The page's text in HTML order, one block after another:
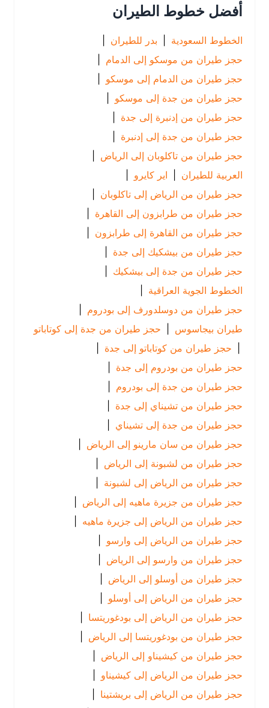
أفضل خطوط الطيران
الخطوط السعودية | بدر للطيران |
حجز طيران من موسكو إلى الدمام
|
حجز طيران من الدمام إلى موسكو |
حجز طيران من جدة إلى موسكو |
حجز طيران من إدنبرة إلى جدة
حجز طيران من جدة إلى إدنبرة |
حجز طيران من تاكلوبان إلى الرياض
|
العربية للطيران | اير كايرو
|
حجز طيران من الرياض إلى تاكلوبان |
حجز طيران من طرابزون إلى القاهرة |
حجز طيران من القاهرة إلى طرابزون |
حجز طيران من بيشكيك إلى جدة
حجز طيران من جدة إلى بيشكيك |
الخطوط الجوية العراقية
حجز طيران من دوسلدورف إلى بودروم |
طيران بيجاسوس | حجز طيران من جدة إلى كوتاباتو
حجز طيران من كوتاباتو إلى جدة
حجز طيران من بودروم إلى جدة
حجز طيران من جدة إلى بودروم |
حجز طيران من تشيناي إلى جدة
حجز طيران من جدة إلى تشيناي |
حجز طيران من سان مارينو إلى الرياض
|
حجز طيران من لشبونة إلى الرياض
|
حجز طيران من الرياض إلى لشبونة |
حجز طيران من جزيرة ماهيه إلى الرياض
|
حجز طيران من الرياض إلى جزيرة ماهيه |
حجز طيران من الرياض إلى وارسو
|
حجز طيران من وارسو إلى الرياض
|
حجز طيران من أوسلو إلى الرياض
|
حجز طيران من الرياض إلى أوسلو
|
حجز طيران من الرياض إلى بودغوريتسا
|
حجز طيران من بودغوريتسا إلى الرياض
|
حجز طيران من كيشيناو إلى الرياض
|
حجز طيران من الرياض إلى كيشيناو |
حجز طيران من الرياض إلى بريشتينا |